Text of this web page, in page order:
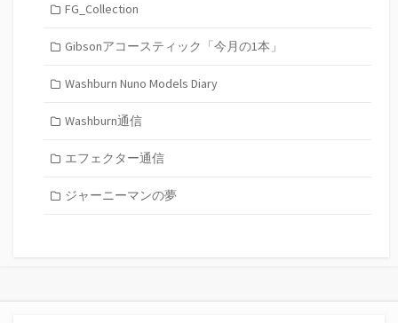
FG_Collection
Gibsonアコースティック「今月の1本」
Washburn Nuno Models Diary
Washburn通信
エフェクター通信
ジャーニーマンの夢